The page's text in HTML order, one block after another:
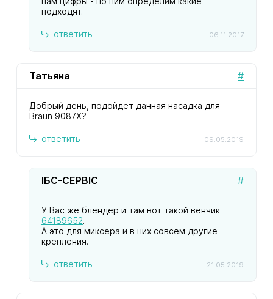
06.11.2017
подходят.
ответить
#
Татьяна
09.05.2019
Добрый день, подойдет данная насадка для
Braun 9087X?
ответить
#
ІБС-СЕРВІС
21.05.2019
У Вас же блендер и там вот такой венчик
64189652.
А это для миксера и в них совсем другие
крепления.
ответить